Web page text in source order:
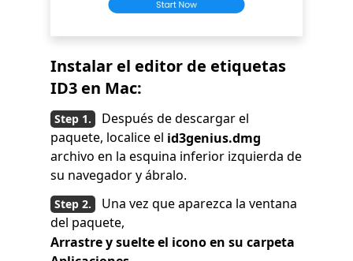
Instalar el editor de etiquetas
ID3 en Mac:
Después de descargar el
paquete, localice el id3genius.dmg
archivo en la esquina inferior izquierda de
su navegador y ábralo.
Una vez que aparezca la ventana
del paquete,
Arrastre y suelte el icono en su carpeta